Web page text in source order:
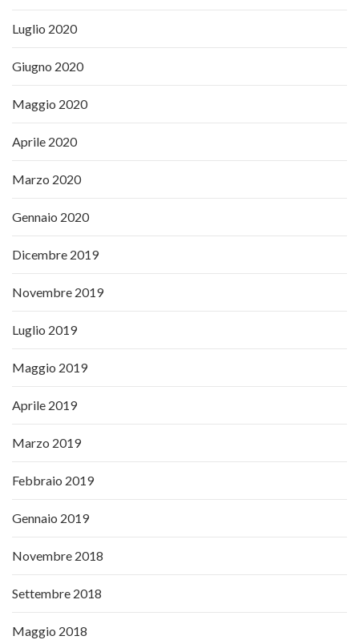
Luglio 2020
Giugno 2020
Maggio 2020
Aprile 2020
Marzo 2020
Gennaio 2020
Dicembre 2019
Novembre 2019
Luglio 2019
Maggio 2019
Aprile 2019
Marzo 2019
Febbraio 2019
Gennaio 2019
Novembre 2018
Settembre 2018
Maggio 2018